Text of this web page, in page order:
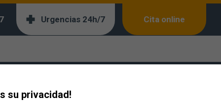
Urgencias 24h/7 Cita online
su privacidad!